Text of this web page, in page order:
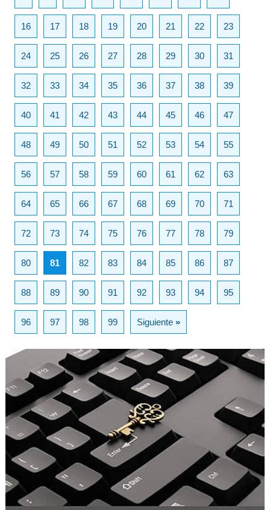
16 17 18 19 20 21 22 23
24 25 26 27 28 29 30 31
32 33 34 35 36 37 38 39
40 41 42 43 44 45 46 47
48 49 50 51 52 53 54 55
56 57 58 59 60 61 62 63
64 65 66 67 68 69 70 71
72 73 74 75 76 77 78 79
80 81 82 83 84 85 86 87
88 89 90 91 92 93 94 95
96 97 98 99 Siguiente»